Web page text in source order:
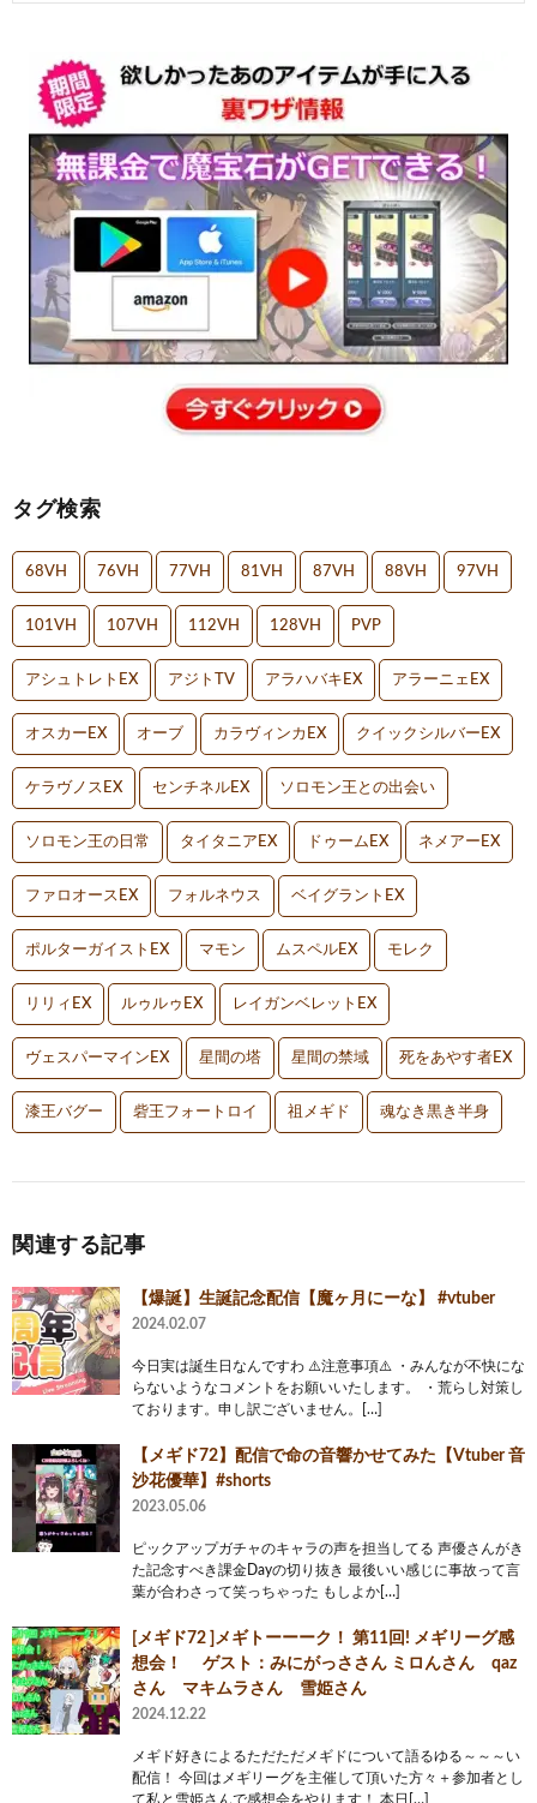
タグ検索
68VH 76VH 77VH 81VH 87VH 88VH 97VH
101VH 107VH 112VH 128VH PVP
アシュトレトEX アジトTV アラハバキEX アラーニェEX
オスカーEX オーブ カラヴィンカEX クイックシルバーEX
ケラヴノスEX センチネルEX ソロモン王との出会い
ソロモン王の日常 タイタニアEX ドゥームEX ネメアーEX
ファロオースEX フォルネウス ベイグラントEX
ポルターガイストEX マモン ムスペルEX モレク
リリィEX ルゥルゥEX レイガンベレットEX
ヴェスパーマインEX 星間の塔 星間の禁域 死をあやす者EX
漆王バグー 砦王フォートロイ 祖メギド 魂なき黒き半身
関連する記事
【爆誕】生誕記念配信【魔ヶ月にーな】 #vtuber
2024.02.07
今日実は誕生日なんですわ ⚠️注意事項⚠️ ・みんなが不快にな
らないようなコメントをお願いいたします。 ・荒らし対策し
ております。申し訳ございません。[…]
【メギド72】配信で命の音響かせてみた【Vtuber 音
沙花優華】#shorts
2023.05.06
ピックアップガチャのキャラの声を担当してる 声優さんがき
た記念すべき課金Dayの切り抜き 最後いい感じに事故って言
葉が合わさって笑っちゃった もしよか[…]
[メギド72 ]メギトーーーク！ 第11回! メギリーグ感
想会！ ゲスト：みにがっささん ミロんさん qaz
さん マキムラさん 雪姫さん
2024.12.22
メギド好きによるただただメギドについて語るゆる～～～い
配信！ 今回はメギリーグを主催して頂いた方々＋参加者とし
て私と雪姫さんで感想会をやります！ 本日[…]